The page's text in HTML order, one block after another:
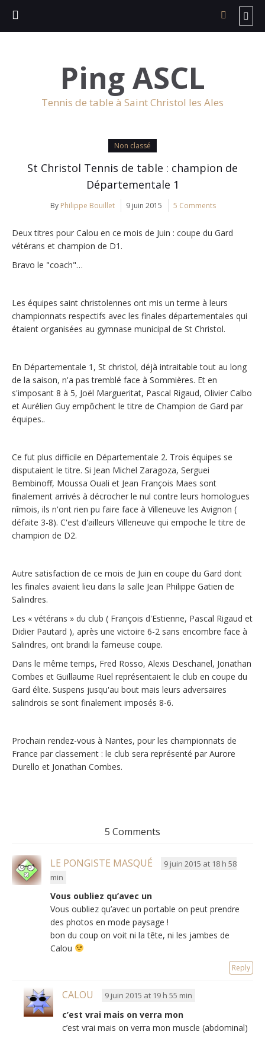
Ping ASCL
Tennis de table à Saint Christol les Ales
Non classé
St Christol Tennis de table : champion de
Départementale 1
By Philippe Bouillet 9 juin 2015 5 Comments
Deux titres pour Calou en ce mois de Juin : coupe du Gard
vétérans et champion de D1.
Bravo le "coach"…
Les équipes saint christolennes ont mis un terme à leurs
championnats respectifs avec les finales départementales qui
étaient organisées au gymnase municipal de St Christol.
En Départementale 1, St christol, déjà intraitable tout au long
de la saison, n'a pas tremblé face à Sommières. Et en
s'imposant 8 à 5, Joël Margueritat, Pascal Rigaud, Olivier Calbo
et Aurélien Guy empôchent le titre de Champion de Gard par
équipes..
Ce fut plus difficile en Départementale 2. Trois équipes se
disputaient le titre. Si Jean Michel Zaragoza, Serguei
Bembinoff, Moussa Ouali et Jean François Maes sont
finalement arrivés à décrocher le nul contre leurs homologues
nîmois, ils n'ont rien pu faire face à Villeneuve les Avignon (
défaite 3-8). C'est d'ailleurs Villeneuve qui empoche le titre de
champion de D2.
Autre satisfaction de ce mois de Juin en coupe du Gard dont
les finales avaient lieu dans la salle Jean Philippe Gatien de
Salindres.
Les « vétérans » du club ( François d'Estienne, Pascal Rigaud et
Didier Pautard ), après une victoire 6-2 sans encombre face à
Salindres, ont brandi la fameuse coupe.
Dans le même temps, Fred Rosso, Alexis Deschanel, Jonathan
Combes et Guillaume Ruel représentaient le club en coupe du
Gard élite. Suspens jusqu'au bout mais leurs adversaires
salindrois se sont finalement imposés 8-6.
Prochain rendez-vous à Nantes, pour les championnats de
France par classement : le club sera représenté par Aurore
Durello et Jonathan Combes.
5 Comments
LE PONGISTE MASQUÉ
9 juin 2015 at 18 h 58
min
Vous oubliez qu’avec un
Vous oubliez qu’avec un portable on peut prendre
des photos en mode paysage !
bon du coup on voit ni la tête, ni les jambes de
Calou
Reply
CALOU 9 juin 2015 at 19 h 55 min
c’est vrai mais on verra mon
c’est vrai mais on verra mon muscle (abdominal)